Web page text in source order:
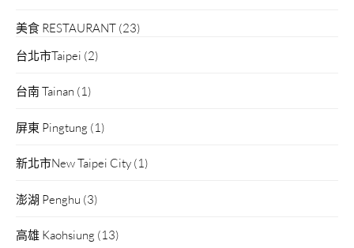
美食 RESTAURANT (23)
台北市Taipei (2)
台南 Tainan (1)
屏東 Pingtung (1)
新北市New Taipei City (1)
澎湖 Penghu (3)
高雄 Kaohsiung (13)